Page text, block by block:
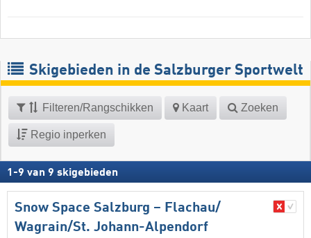
Skigebieden in de Salzburger Sportwelt
Filteren/Rangschikken Kaart Zoeken
Regio inperken
1 -9 van 9 skigebieden
Snow Space Salzburg – Flachau/​
Wagrain/​St. Johann-Alpendorf